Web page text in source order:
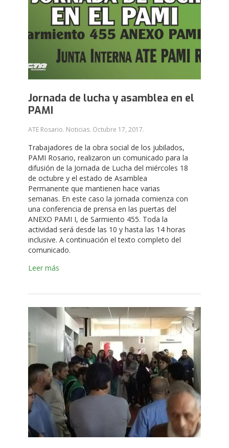
Jornada de lucha y asamblea en el
PAMI
ATE Rosario. Noticias. Octubre 17, 2017.
Trabajadores de la obra social de los jubilados,
PAMI Rosario, realizaron un comunicado para la
difusión de la Jornada de Lucha del miércoles 18
de octubre y el estado de Asamblea
Permanente que mantienen hace varias
semanas. En este caso la jornada comienza con
una conferencia de prensa en las puertas del
ANEXO PAMI I, de Sarmiento 455. Toda la
actividad será desde las 10 y hasta las 14 horas
inclusive. A continuación el texto completo del
comunicado.
Leer más